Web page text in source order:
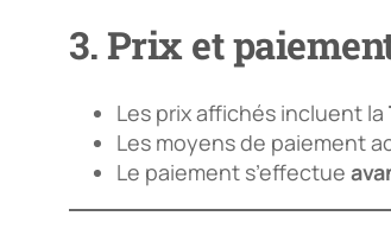
3. Prix et
Les prix affichés incluent la
Les moyens de paiement
Le paiement s’effectue